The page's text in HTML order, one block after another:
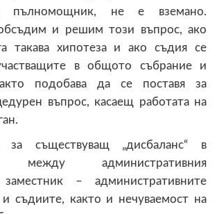
пълномощник, не е вземано.
и решим този въпрос, ако
такава хипотеза и ако съдия се
в общото събрание и
подобава да се поставя за
въпрос, касаещ работата на
за съществуващ „дисбаланс“ в
между административния
заместник – административните
съдиите, както и нечуваемост на